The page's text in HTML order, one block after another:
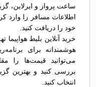
ساعت پرواز و ایرلاین،
اطلاعات مسافر را وارد
خود را دریافت کنید.
خرید آنلاین بلیط
هوشمندانه برای
می‌توانید قیمت‌ها را
بررسی کنید و بهترین
انتخاب کنید.